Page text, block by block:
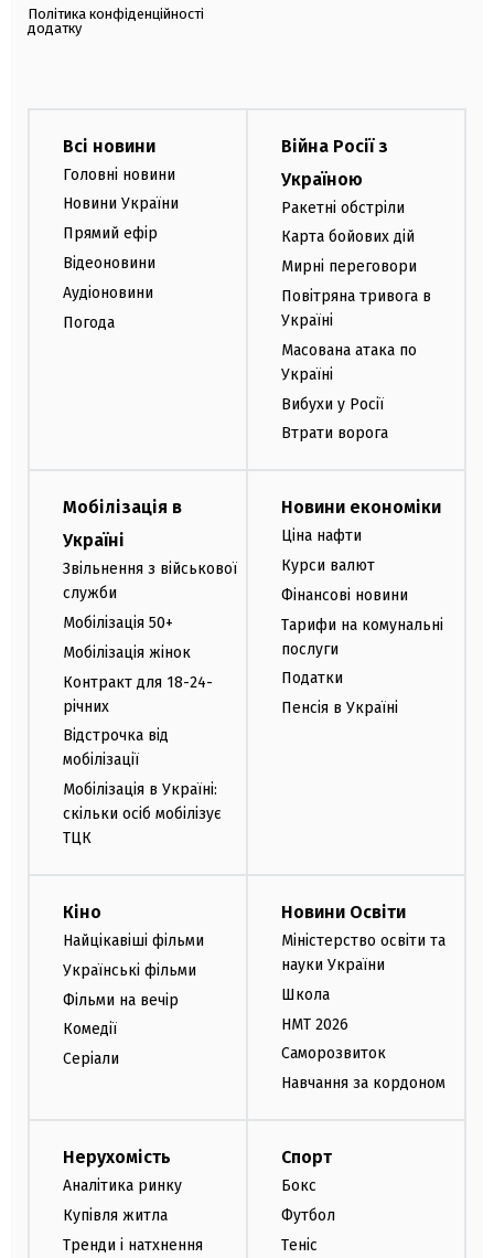
Політика конфіденційності
додатку
Всі новини
Головні новини
Новини України
Прямий ефір
Відеоновини
Аудіоновини
Погода
Війна Росії з
Україною
Ракетні обстріли
Карта бойових дій
Мирні переговори
Повітряна тривога в
Україні
Масована атака по
Україні
Вибухи у Росії
Втрати ворога
Мобілізація в
Україні
Звільнення з військової
служби
Мобілізація 50+
Мобілізація жінок
Контракт для 18-24-
річних
Відстрочка від
мобілізації
Мобілізація в Україні:
скільки осіб мобілізує
ТЦК
Новини економіки
Ціна нафти
Курси валют
Фінансові новини
Тарифи на комунальні
послуги
Податки
Пенсія в Україні
Кіно
Найцікавіші фільми
Українські фільми
Фільми на вечір
Комедії
Серіали
Новини Освіти
Міністерство освіти та
науки України
Школа
НМТ 2026
Саморозвиток
Навчання за кордоном
Нерухомість
Аналітика ринку
Купівля житла
Тренди і натхнення
Спорт
Бокс
Футбол
Теніс